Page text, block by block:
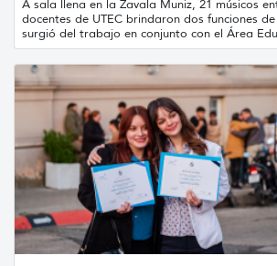
A sala llena en la Zavala Muniz, 21 músicos
docentes de UTEC brindaron dos funciones
surgió del trabajo en conjunto con el Área